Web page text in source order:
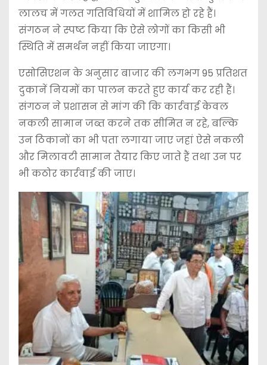
लालच में गलत गतिविधियों में शामिल हो रहे हैं।
संगठन ने स्पष्ट किया कि ऐसे लोगों का किसी भी
स्थिति में समर्थन नहीं किया जाएगा।
एसोसिएशन के अनुसार बाजार की लगभग 95 प्रतिशत
दुकानें नियमों का पालन करते हुए कार्य कर रही हैं।
संगठन ने प्रशासन से मांग की कि कार्रवाई केवल
नकली सामान जब्त करने तक सीमित न रहे, बल्कि
उन ठिकानों का भी पता लगाया जाए जहां ऐसे नकली
और मिलावटी सामान तैयार किए जाते हैं तथा उन पर
भी कठोर कार्रवाई की जाए।